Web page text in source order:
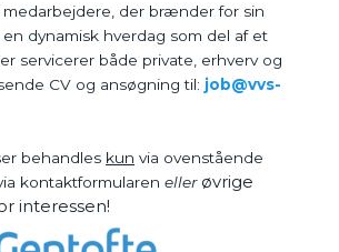
der brænder for sin
dynamisk hverdag som del af et
servicerer både private, erhverv og
CV og ansøgning til: job@vvs-
behandles kun via ovenstående
kontaktformularen eller øvrige
interessen!